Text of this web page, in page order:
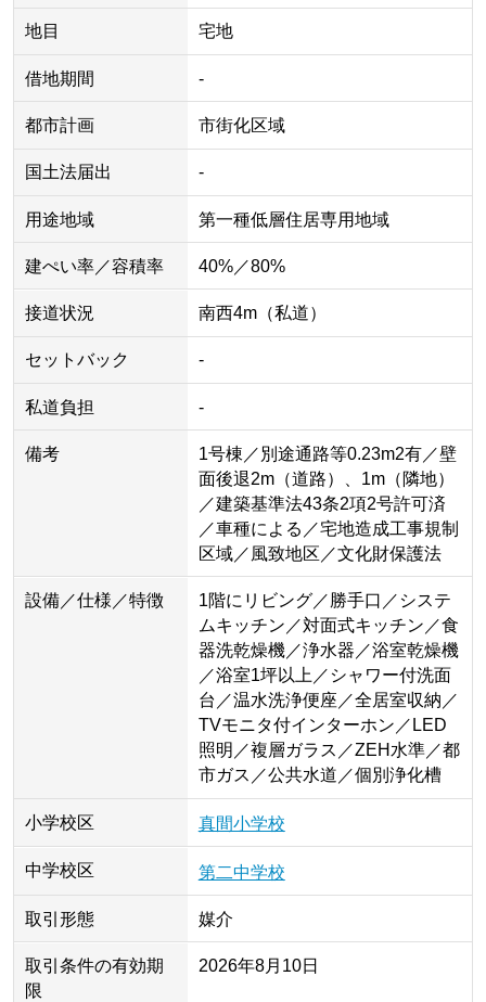
地目 宅地
借地期間 -
都市計画 市街化区域
国土法届出 -
用途地域 第一種低層住居専用地域
建ぺい率／容積率 40%／80%
接道状況 南西4m（私道）
セットバック -
私道負担 -
備考
1号棟／別途通路等0.23m2有／壁
面後退2m（道路）、1m（隣地）
／建築基準法43条2項2号許可済
／車種による／宅地造成工事規制
区域／風致地区／文化財保護法
設備／仕様／特徴
1階にリビング／勝手口／システ
ムキッチン／対面式キッチン／食
器洗乾燥機／浄水器／浴室乾燥機
／浴室1坪以上／シャワー付洗面
台／温水洗浄便座／全居室収納／
TVモニタ付インターホン／LED
照明／複層ガラス／ZEH水準／都
市ガス／公共水道／個別浄化槽
小学校区 真間小学校
中学校区 第二中学校
取引形態 媒介
取引条件の有効期
限
2026年8月10日